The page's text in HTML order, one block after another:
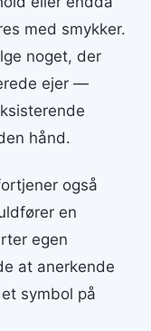
med smykker.
noget, der
ejer —
hånd.
også
en
egen
at anerkende
symbol på